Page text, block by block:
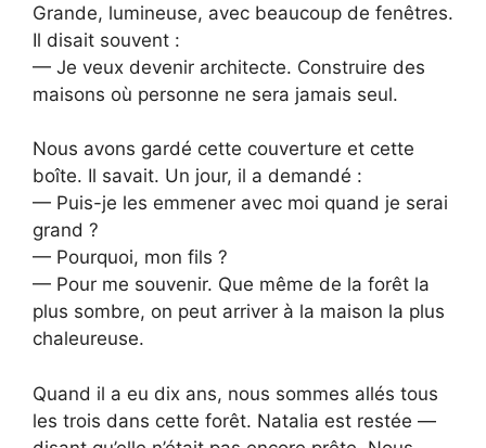
Grande, lumineuse, avec beaucoup de fenêtres.
Il disait souvent :
— Je veux devenir architecte. Construire des
maisons où personne ne sera jamais seul.
Nous avons gardé cette couverture et cette
boîte. Il savait. Un jour, il a demandé :
— Puis-je les emmener avec moi quand je serai
grand ?
— Pourquoi, mon fils ?
— Pour me souvenir. Que même de la forêt la
plus sombre, on peut arriver à la maison la plus
chaleureuse.
Quand il a eu dix ans, nous sommes allés tous
les trois dans cette forêt. Natalia est restée —